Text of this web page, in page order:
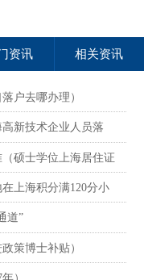
资讯 相关资讯
户去哪办理）
新技术企业人员落
硕士学位上海居住证
上海积分满120分小
道”
策博士补贴）